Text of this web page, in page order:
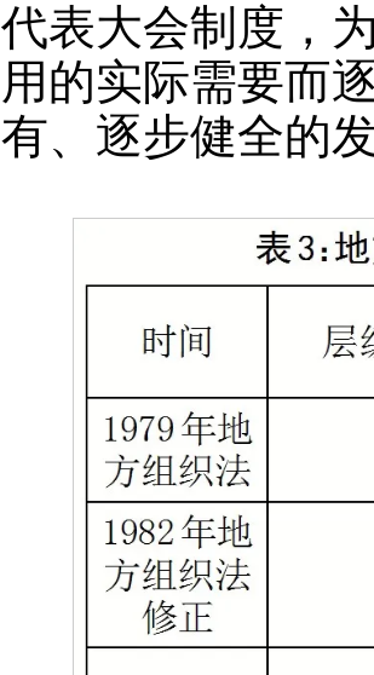
代表大会制度，
用的实际需要而
有、逐步健全的